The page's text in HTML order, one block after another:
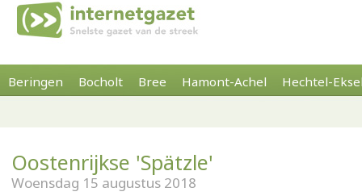
Beringen Bocholt Bree Hamont-Achel Hechtel-
Oostenrijkse 'Spätzle'
Woensdag 15 augustus 2018